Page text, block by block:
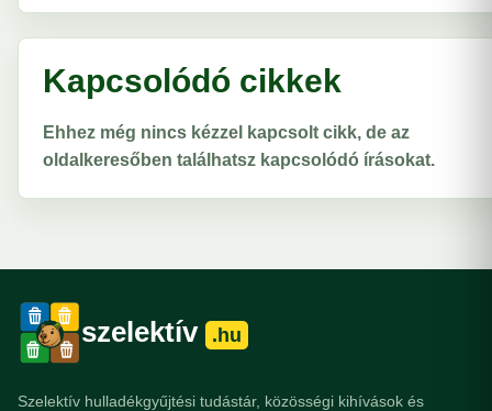
Kapcsolódó cikkek
Ehhez még nincs kézzel kapcsolt cikk, de az
oldalkeresőben találhatsz kapcsolódó írásokat.
szelektív .hu
Szelektív hulladékgyűjtési tudástár, közösségi kihívások és